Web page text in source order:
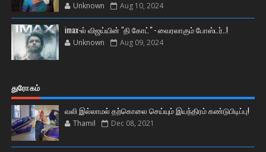
Unknown Aug 10, 2024
imax-ல் விஜய்யின் "தி கோட்" - வைரலாகும் போஸ்டர்..!
Unknown Aug 09, 2024
துரோகம்
வலி இல்லாமல் தற்கொலை செய்யும் இயந்திரம் கண்டுபிடிப்பு!
Thamil Dec 08, 2021